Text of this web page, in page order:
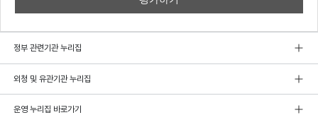
정부 관련기관 누리집
외청 및 유관기관 누리집
운영 누리집 바로가기